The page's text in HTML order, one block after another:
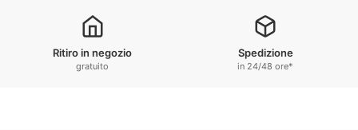
Ritiro in negozio
gratuito
Spedizione
in 24/48 ore*